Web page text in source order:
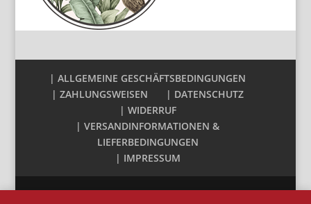
| ALLGEMEINE GESCHÄFTSBEDINGUNGEN
| ZAHLUNGSWEISEN
| DATENSCHUTZ
| WIDERRUF
| VERSANDINFORMATIONEN &
LIEFERBEDINGUNGEN
| IMPRESSUM